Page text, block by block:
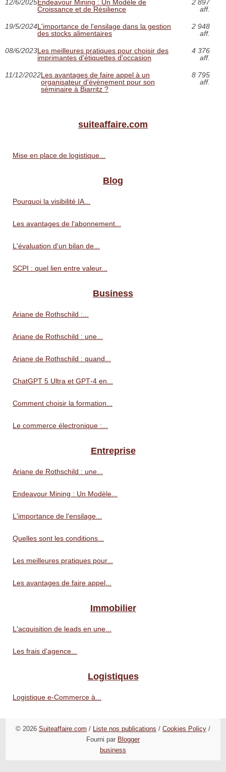
12/6/2025Endeavour Mining : Un Modèle de
Croissance et de Résilience
2 897
aff.
19/5/2024L'importance de l'ensilage dans la gestion
des stocks alimentaires
2 948
aff.
08/6/2023Les meilleures pratiques pour choisir des
imprimantes d'étiquettes d'occasion
4 376
aff.
11/12/2022Les avantages de faire appel à un
organisateur d'évènement pour son
séminaire à Biarritz ?
8 795
aff.
suiteaffaire.com
Mise en place de logistique...
Blog
Pourquoi la visibilité IA...
Les avantages de l'abonnement...
L'évaluation d'un bilan de...
SCPI : quel lien entre valeur...
Business
Ariane de Rothschild :...
Ariane de Rothschild : une...
Ariane de Rothschild : quand...
ChatGPT 5 Ultra et GPT‑4 en...
Comment choisir la formation...
Le commerce électronique :...
Entreprise
Ariane de Rothschild : une...
Endeavour Mining : Un Modèle...
L'importance de l'ensilage...
Quelles sont les conditions...
Les meilleures pratiques pour...
Les avantages de faire appel...
Immobilier
L'acquisition de leads en une...
Les frais d'agence...
Logistiques
Logistique e-Commerce à...
© 2026 Suiteaffaire.com / Liste nos publications / Cookies Policy /
Fourni par Blogger
business